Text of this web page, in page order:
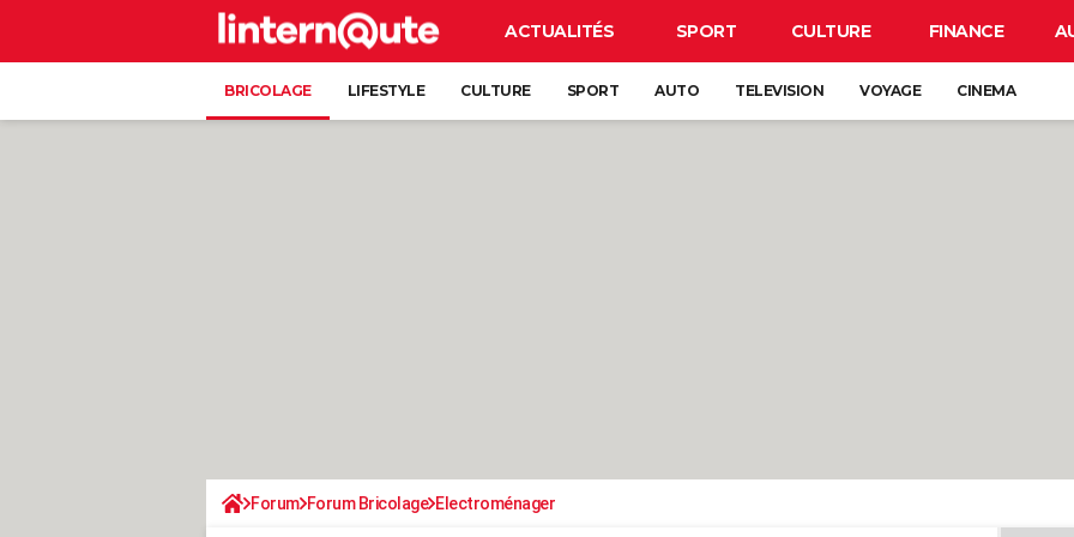
ACTUALITÉS SPORT CULTURE FINANCE
BRICOLAGE LIFESTYLE CULTURE SPORT AUTO TELEVISION VOYAGE CINEMA
Forum Forum Bricolage Electroménager